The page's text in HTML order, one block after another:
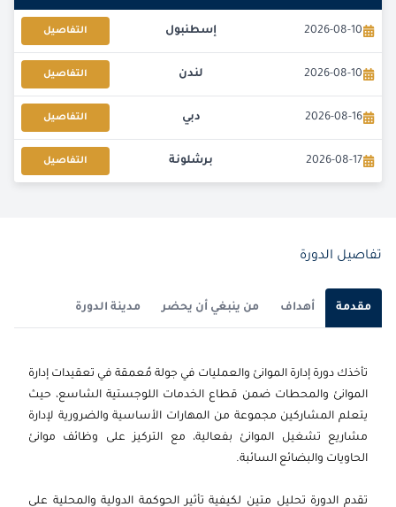
2026-08-10 إسطنبول التفاصيل
2026-08-10 لندن التفاصيل
2026-08-16 دبي التفاصيل
2026-08-17 برشلونة التفاصيل
2026-08-24
2026-09-07
2026-09-21 دبي التفاصيل
2026-09-21 برشلونة التفاصيل
2026-09-21
تفاصيل الدورة
مقدمة أهداف من ينبغي أن يحضر مدينة الدورة
تأخذك دورة إدارة الموانئ والعمليات في جولة مُعمقة في تعقيدات إدارة
الموانئ والمحطات ضمن قطاع الخدمات اللوجستية الشاسع، حيث
يتعلم المشاركين مجموعة من المهارات الأساسية والضرورية لإدارة
مشاريع تشغيل الموانئ بفعالية، مع التركيز على وظائف موانئ
الحاويات والبضائع السائبة.
تقدم الدورة تحليل متين لكيفية تأثير الحوكمة الدولية والمحلية على